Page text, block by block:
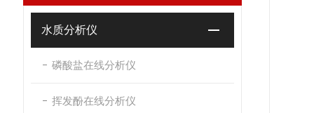
水质分析仪
磷酸盐在线分析仪
挥发酚在线分析仪